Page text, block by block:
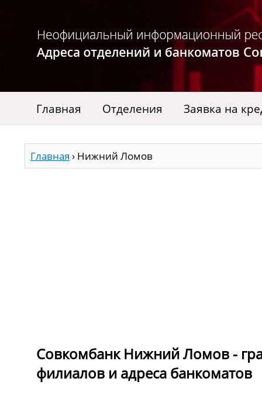
Главная Отделения Заявка на
Главная › Нижний Ломов
Совкомбанк Нижний Ломов -
филиалов и адреса банкоматов